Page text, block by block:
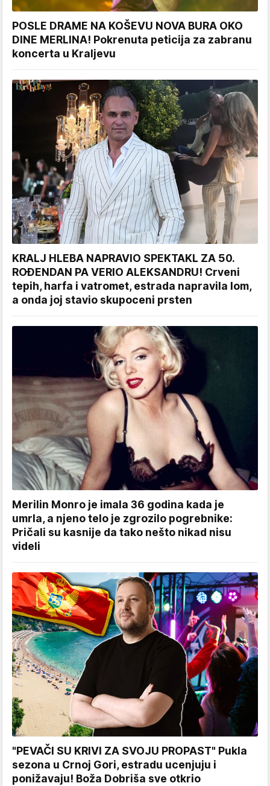
POSLE DRAME NA KOŠEVU NOVA BURA OKO
DINE MERLINA! Pokrenuta peticija za zabranu
koncerta u Kraljevu
KRALJ HLEBA NAPRAVIO SPEKTAKL ZA 50.
ROĐENDAN PA VERIO ALEKSANDRU! Crveni
tepih, harfa i vatromet, estrada napravila lom,
a onda joj stavio skupoceni prsten
Merilin Monro je imala 36 godina kada je
umrla, a njeno telo je zgrozilo pogrebnike:
Pričali su kasnije da tako nešto nikad nisu
videli
"PEVAČI SU KRIVI ZA SVOJU PROPAST" Pukla
sezona u Crnoj Gori, estradu ucenjuju i
ponižavaju! Boža Dobriša sve otkrio